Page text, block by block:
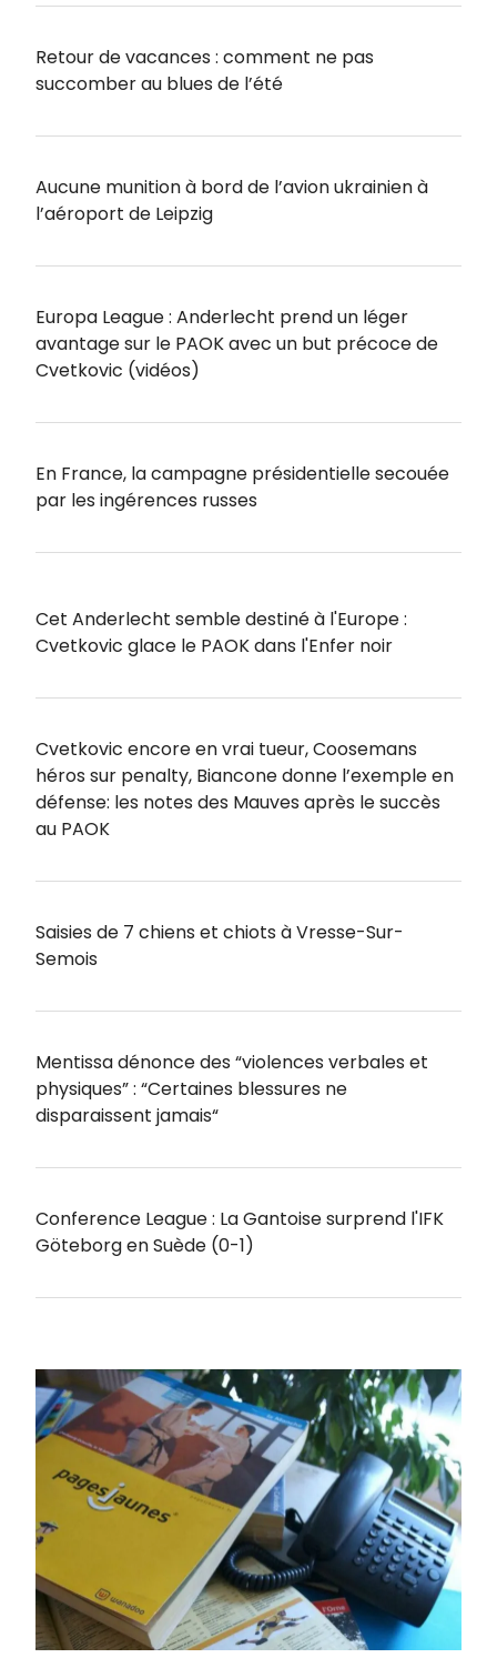
Retour de vacances : comment ne pas
succomber au blues de l’été
Aucune munition à bord de l’avion ukrainien à
l’aéroport de Leipzig
Europa League : Anderlecht prend un léger
avantage sur le PAOK avec un but précoce de
Cvetkovic (vidéos)
En France, la campagne présidentielle secouée
par les ingérences russes
Cet Anderlecht semble destiné à l'Europe :
Cvetkovic glace le PAOK dans l'Enfer noir
Cvetkovic encore en vrai tueur, Coosemans
héros sur penalty, Biancone donne l’exemple en
défense: les notes des Mauves après le succès
au PAOK
Saisies de 7 chiens et chiots à Vresse-Sur-
Semois
Mentissa dénonce des “violences verbales et
physiques” : “Certaines blessures ne
disparaissent jamais“
Conference League : La Gantoise surprend l'IFK
Göteborg en Suède (0-1)